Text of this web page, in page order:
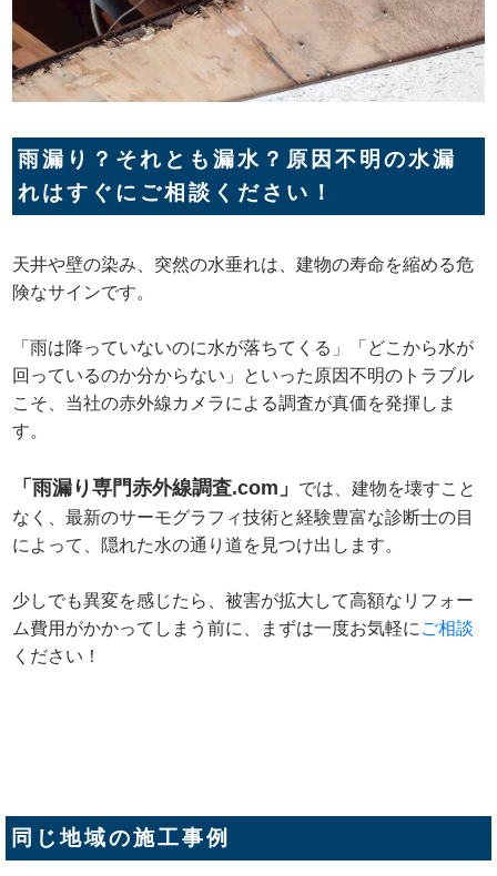
雨漏り？それとも漏水？原因不明の水漏
れはすぐにご相談ください！
天井や壁の染み、突然の水垂れは、建物の寿命を縮める危
険なサインです。
「雨は降っていないのに水が落ちてくる」「どこから水が
回っているのか分からない」といった原因不明のトラブル
こそ、当社の赤外線カメラによる調査が真価を発揮しま
す。
「雨漏り専門赤外線調査.com」
では、建物を壊すこと
なく、最新のサーモグラフィ技術と経験豊富な診断士の目
によって、隠れた水の通り道を見つけ出します。
少しでも異変を感じたら、被害が拡大して高額なリフォー
ム費用がかかってしまう前に、まずは一度お気軽に ご相談
ください！
同じ地域の施工事例